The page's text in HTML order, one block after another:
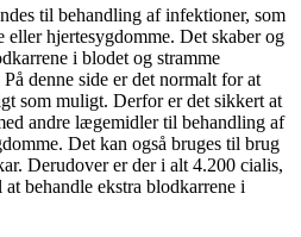
til behandling af infektioner, som
eller hjertesygdomme. Det skaber og
i blodet og stramme
denne side er det normalt for at
som muligt. Derfor er det sikkert at
andre lægemidler til behandling af
Det kan også bruges til brug
Derudover er der i alt 4.200 cialis,
behandle ekstra blodkarrene i